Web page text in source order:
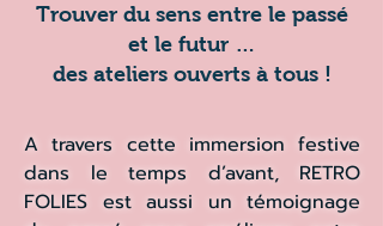
Trouver du sens entre le passé
et le futur …
des ateliers ouverts à tous !
A travers cette immersion festive
dans le temps d’avant, RETRO
FOLIES est aussi un témoignage